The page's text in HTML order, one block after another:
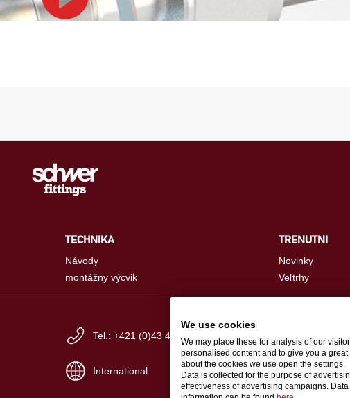
TECHNIKA
Návody
montážny výcvik
TRENUTNI
Novinky
Veľtrhy
Tel.: +421 (0)43 400 75 77
International
We use cookies
We may place these for analysis of our
personalised content and to give you a
about the cookies we use open the settings.
Data is collected for the purpose of
effectiveness of advertising campaigns.